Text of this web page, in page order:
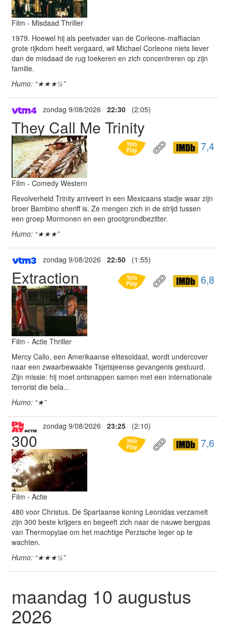
Film - Misdaad Thriller
1979. Hoewel hij als peetvader van de Corleone-maffiaclan
grote rijkdom heeft vergaard, wil Michael Corleone niets liever
dan de misdaad de rug toekeren en zich concentreren op zijn
familie.
Humo: “★★★½”
zondag 9/08/2026 22:30 (2:05)
They Call Me Trinity
7,4
Film - Comedy Western
Revolverheld Trinity arriveert in een Mexicaans stadje waar zijn
broer Bambino sheriff is. Ze mengen zich in de strijd tussen
een groep Mormonen en een grootgrondbezitter.
Humo: “★★★”
zondag 9/08/2026 22:50 (1:55)
Extraction 6,8
Film - Actie Thriller
Mercy Callo, een Amerikaanse elitesoldaat, wordt undercover
naar een zwaarbewaakte Tsjetsjeense gevangenis gestuurd.
Zijn missie: hij moet ontsnappen samen met een internationale
terrorist die bela...
Humo: “★”
zondag 9/08/2026 23:25 (2:10)
300 7,6
Film - Actie
480 voor Christus. De Spartaanse koning Leonidas verzamelt
zijn 300 beste krijgers en begeeft zich naar de nauwe bergpas
van Thermopylae om het machtige Perzische leger op te
wachten.
Humo: “★★★½”
maandag 10 augustus
2026